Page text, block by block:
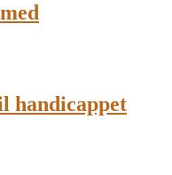
handicappet